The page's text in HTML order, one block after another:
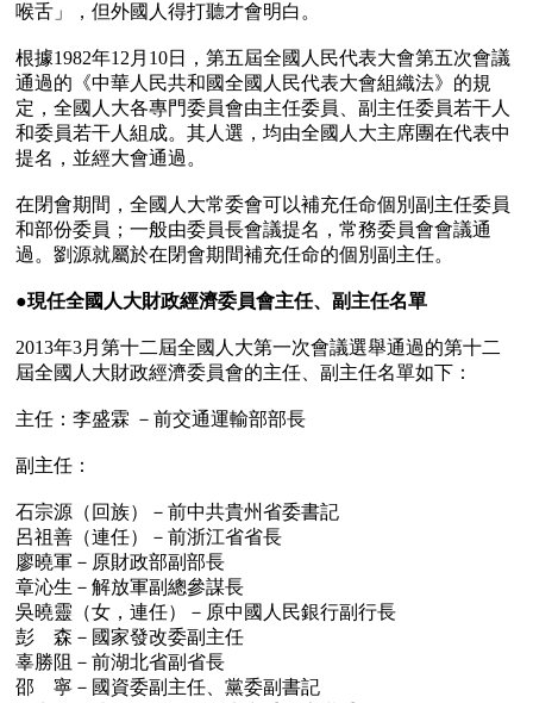
喉舌」，但外國人得打聽才會明白。
根據1982年12月10日，第五屆全國人民代表大會第五次會議
通過的《中華人民共和國全國人民代表大會組織法》的規
定，全國人大各專門委員會由主任委員、副主任委員若干人
和委員若干人組成。其人選，均由全國人大主席團在代表中
提名，並經大會通過。
在閉會期間，全國人大常委會可以補充任命個別副主任委員
和部份委員；一般由委員長會議提名，常務委員會會議通
過。劉源就屬於在閉會期間補充任命的個別副主任。
●現任全國人大財政經濟委員會主任、副主任名單
2013年3月第十二屆全國人大第一次會議選舉通過的第十二
屆全國人大財政經濟委員會的主任、副主任名單如下：
主任：李盛霖 －前交通運輸部部長
副主任：
石宗源（回族）－前中共貴州省委書記
呂祖善（連任）－前浙江省省長
廖曉軍－原財政部副部長
章沁生－解放軍副總參謀長
吳曉靈（女，連任）－原中國人民銀行副行長
彭　森－國家發改委副主任
辜勝阻－前湖北省副省長
邵　寧－國資委副主任、黨委副書記